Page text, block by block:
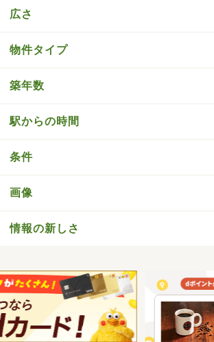
広さ
物件タイプ
築年数
駅からの時間
条件
画像
情報の新しさ